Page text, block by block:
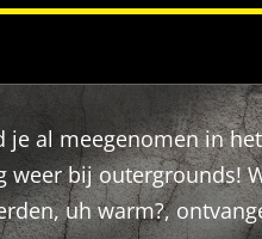
al meegenomen in
bij outergrounds!
uh warm?,